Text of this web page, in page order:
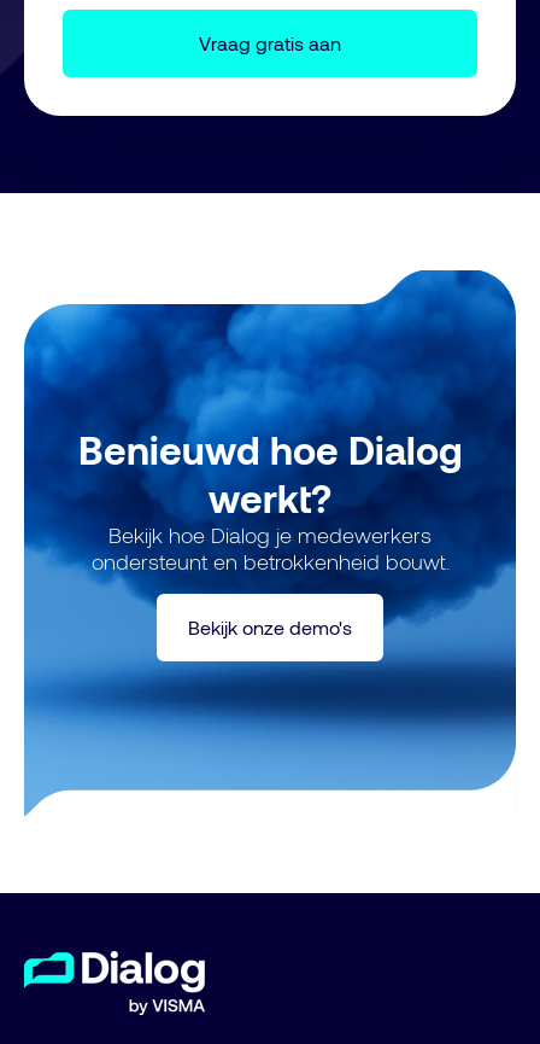
Benieuwd hoe Dialog
werkt?
Bekijk hoe Dialog je medewerkers
ondersteunt en betrokkenheid bouwt.
Bekijk onze demo's